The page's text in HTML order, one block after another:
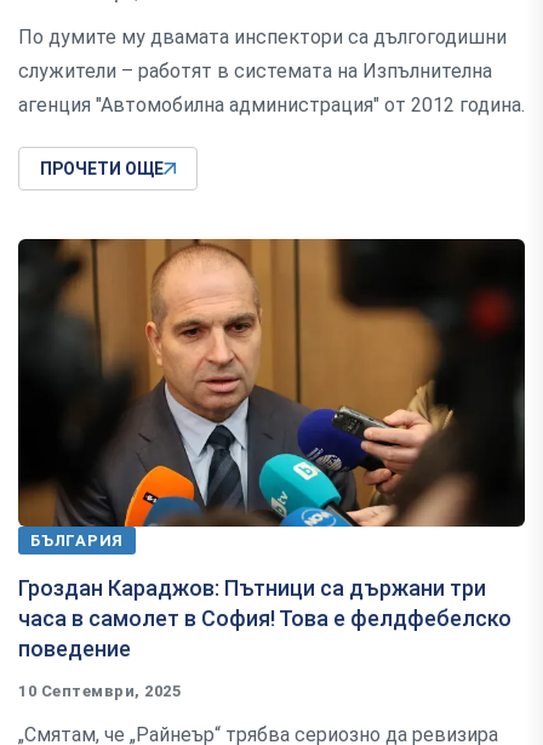
По думите му двамата инспектори са дългогодишни
служители – работят в системата на Изпълнителна
агенция "Автомобилна администрация" от 2012 година.
ПРОЧЕТИ ОЩЕ
БЪЛГАРИЯ
Гроздан Караджов: Пътници са държани три
часа в самолет в София! Това е фелдфебелско
поведение
10 Септември, 2025
„Смятам, че „Райнеър“ трябва сериозно да ревизира